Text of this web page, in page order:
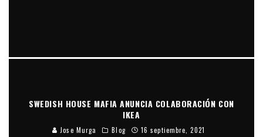
SWEDISH HOUSE MAFIA ANUNCIA COLABORACIÓN CON
IKEA
Jose Murga Blog 16 septiembre, 2021